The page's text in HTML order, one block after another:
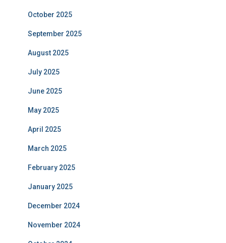
October 2025
September 2025
August 2025
July 2025
June 2025
May 2025
April 2025
March 2025
February 2025
January 2025
December 2024
November 2024